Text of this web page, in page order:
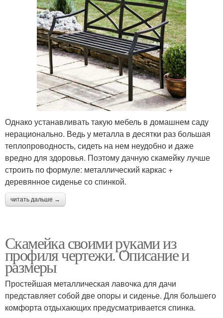
Однако устанавливать такую мебель в домашнем саду
нерационально. Ведь у металла в десятки раз большая
теплопроводность, сидеть на нем неудобно и даже
вредно для здоровья. Поэтому дачную скамейку лучше
строить по формуле: металлический каркас +
деревянное сиденье со спинкой.
читать дальше →
Скамейка своими руками из
профиля чертежи. Описание и
размеры
Простейшая металлическая лавочка для дачи
представляет собой две опоры и сиденье. Для большего
комфорта отдыхающих предусматривается спинка.